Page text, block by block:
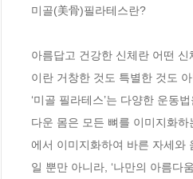
미골(美骨)필라테스란?
아름답고 건강한 신체란 어떤
이란 거창한 것도 특별한 것도
‘미골 필라테스’는 다양한 운동
다운 몸은 모든 뼈를 이미지화
에서 이미지화하여 바른 자세와
일 뿐만 아니라, ‘나만의 아름다